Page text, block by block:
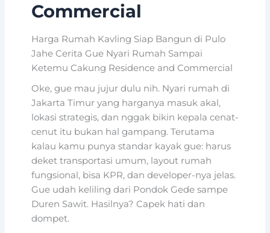
Commercial
Harga Rumah Kavling Siap Bangun di Pulo
Jahe Cerita Gue Nyari Rumah Sampai
Ketemu Cakung Residence and Commercial
Oke, gue mau jujur dulu nih. Nyari rumah di
Jakarta Timur yang harganya masuk akal,
lokasi strategis, dan nggak bikin kepala cenat-
cenut itu bukan hal gampang. Terutama
kalau kamu punya standar kayak gue: harus
deket transportasi umum, layout rumah
fungsional, bisa KPR, dan developer-nya jelas.
Gue udah keliling dari Pondok Gede sampe
Duren Sawit. Hasilnya? Capek hati dan
dompet.